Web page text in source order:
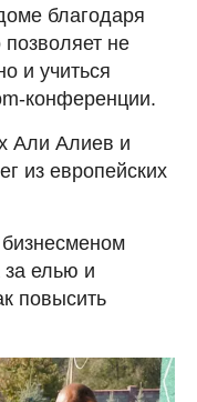
благодаря
не
и учиться
конференции.
Али Алиев и
из европейских
за елью и
повысить